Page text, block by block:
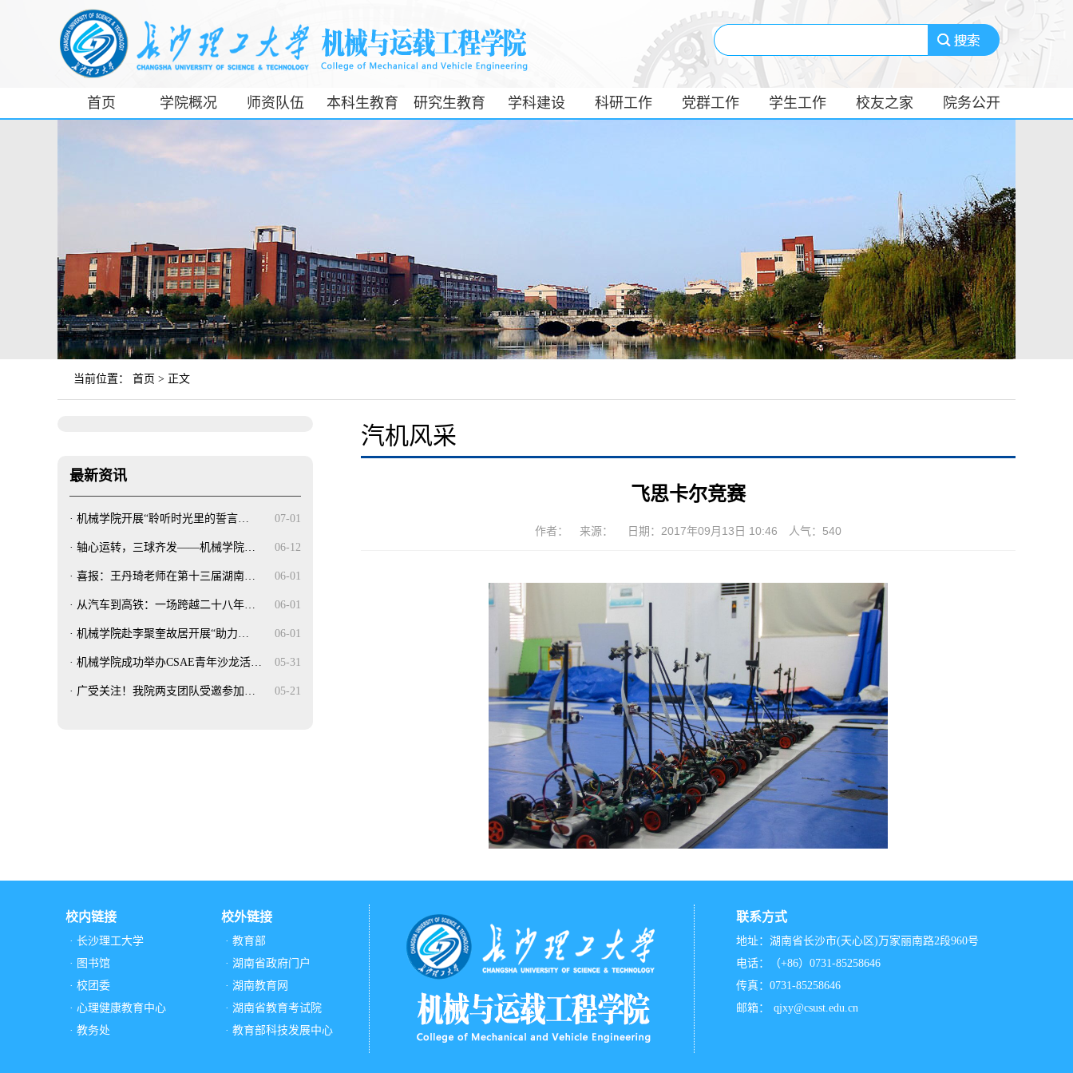
首页 学院概况 师资队伍 本科生教育 研究生教育 学科建设 科研工作 党群工作 学生工作 校友之家
院务公开
工信部专精特
当前位置： 首页 > 正文
最新资讯
07-01
· 机械学院开展“聆听时光里的誓言…
06-12
· 轴心运转，三球齐发——机械学院…
06-01
· 喜报：王丹琦老师在第十三届湖南…
06-01
· 从汽车到高铁：一场跨越二十八年…
06-01
· 机械学院赴李聚奎故居开展“助力…
05-31
· 机械学院成功举办CSAE青年沙龙活…
05-21
· 广受关注！我院两支团队受邀参加…
汽机风采
飞思卡尔竞赛
作者： 来源： 日期：2017年09月13日 10:46 人气： 540
校内链接
· 长沙理工大学
· 图书馆
· 校团委
· 心理健康教育中心
· 教务处
校外链接
· 教育部
· 湖南省政府门户
· 湖南教育网
· 湖南省教育考试院
· 教育部科技发展中心
联系方式
地址：湖南省长沙市(天心区)万家丽南路2段960号
电话：（+86）0731-85258646
传真：0731-85258646
邮箱：
qjxy@csust.edu.cn